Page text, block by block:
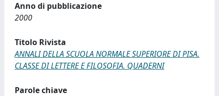
Anno di pubblicazione
2000
Titolo Rivista
ANNALI DELLA SCUOLA NORMALE SUPERIORE DI PISA.
CLASSE DI LETTERE E FILOSOFIA. QUADERNI
Parole chiave